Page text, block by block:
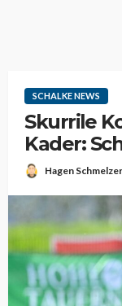
SCHALKE NEWS
Skurrile
Kader:
Hagen Schmelzer